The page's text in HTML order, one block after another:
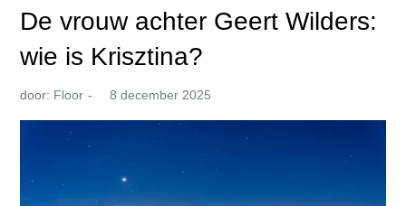
De vrouw achter Geert Wilders:
wie is Krisztina?
door: Floor